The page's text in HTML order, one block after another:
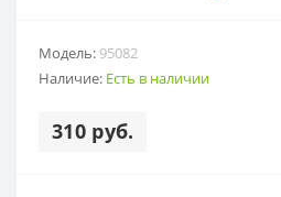
Модель: 95082
Наличие: Есть в наличии
310 руб.